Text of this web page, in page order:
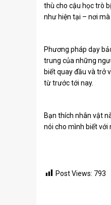
thù cho cậu học trò
như hiện tại – nơi mà
Phương pháp dạy
trung của những
biết quay đầu và trở
từ ​​trước tới nay.
Bạn thích nhân vật
nói cho mình biết với
Post Views: 793